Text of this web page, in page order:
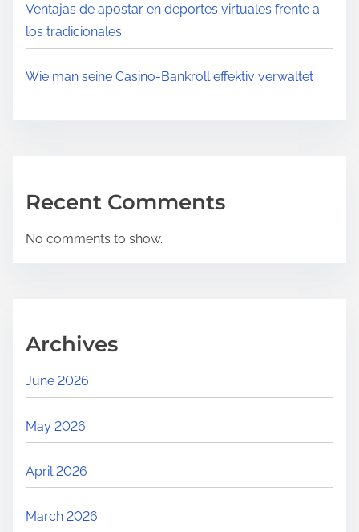
Ventajas de apostar en deportes virtuales frente a
los tradicionales
Wie man seine Casino‑Bankroll effektiv verwaltet
Recent Comments
No comments to show.
Archives
June 2026
May 2026
April 2026
March 2026